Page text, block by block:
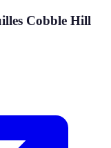
Cobble Hill